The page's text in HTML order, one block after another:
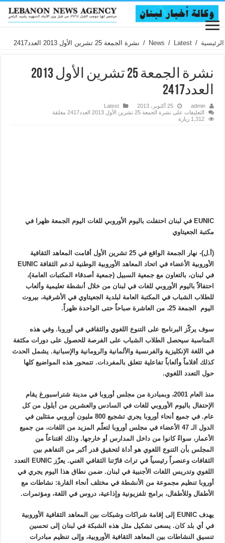
الرئيسية /
News / Latest
/ نشرة الجمعة 25 تشرين الأول 2013 العدد2417
نشرة الجمعة 25 تشرين الأول 2013
العدد2417
admin 25 أكتوبر، 2013
Latest
التعليقات على نشرة الجمعة 25 تشرين الأول 2013 العدد2417 مغلقة
1,312 زيارة
EUNIC في لبنان احتفلت باليوم الأوروبي للغات اليوم الجمعة ظهرا في
مكتبة الجعيتاوي
(أ.ل)- نهار الجمعة الواقع في 25 تشرين الأول أقامت المعاهد الثقافية
الأوروبية الأعضاء في اتحاد المعاهد الأوروبية الوطنية لدعم الثقافة EUNIC
في لبنان، بالتعاون مع جمعية السبيل (جمعية أصدقاء المكتبات العامة)،
احتفالاً باليوم الأوروبي للغات في لبنان من خلال أنشطة تعليمية وألعاب
للطلاب الشباب في المكتبة العامة لبلدية الجعيتاوي في الأشرفية، بيروت
اليوم الجمعة 25، من العاشرة صباحاً حتى الواحدة ظهراً.
سوف يركّز البرنامج على التنوع اللغوي والثقافي في أوروبا. وفي هذه
المناسبة سيحصل الطلاب الشباب على الفرصة للحصول على دورات مكثفة
في اللغة الإنكليزية والفرنسية والألمانية والرومانية والإسبانية. يشمل الحدث
كذلك أفلاماً وألعاباً تفاعلية تتعلق بالمفردات. تتمحور هذه المواضيع كلها
حول التعدد اللغوي.
منذ العام 2001، وبمبادرة من مجلس أوروبا في مدينة شتراسبورغ يقام
الإحتفال باليوم الأوروبي للغات في السادس والعشرين من أيلول من كل
عام. في جميع أنحاء أوروبا يجري تشجيع 800 مليون أوروبي ممَثلين في
الدول الـ 47 الأعضاء في مجلس أوروبا لتعلّم المزيد من اللغات، من جميع
الأعمار، سواءً كانوا من داخل المدارس أو خارجها. وذلك اقتناعاً من
المجلس بأن التنوع اللغوي هو أداة لتحقيق قدر أكبر من التفاهم بين
الثقافات وعنصراً رئيسياً في تراث قارّتنا الثقافي الغني. يعزّز EUNIC التعدد
اللغوي وتدريس اللغات الأجنبية في لبنان. ضمن نطاق هذا اليوم يجري في
أوروبا تنظيم مجموعة من الأنشطة في مختلف أنحاء القارة: نشاطات مع
الأطفال وللأطفال، برامج تلفزيونية وإذاعية، دروس في اللغة، ومؤتمرات.
يهدف EUNIC إلى إقامة شراكات وشبكات بين المعاهد الثقافية الأوروبية
في أي بلد كان. يسعى تشكيل مثل هذه الشبكة في لبنان إلى تحسين
تنسيق النشاطات بين المعاهد الثقافية الأوروبية، وإلى تنظيم مبادرات